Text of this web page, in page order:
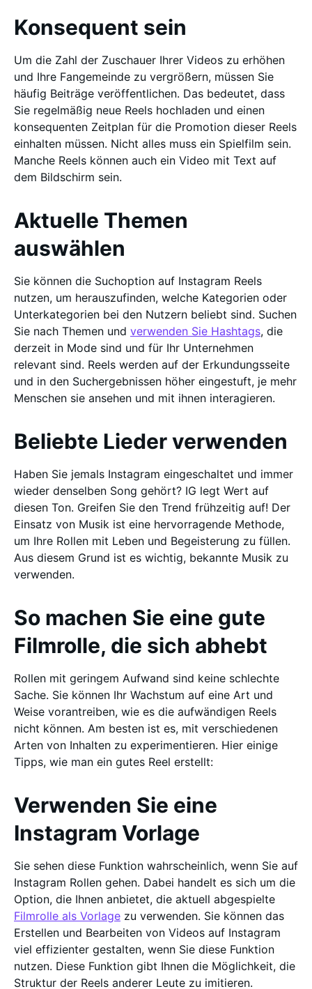
Konsequent sein
Um die Zahl der Zuschauer Ihrer Videos zu erhöhen
und Ihre Fangemeinde zu vergrößern, müssen Sie
häufig Beiträge veröffentlichen. Das bedeutet, dass
Sie regelmäßig neue Reels hochladen und einen
konsequenten Zeitplan für die Promotion dieser Reels
einhalten müssen. Nicht alles muss ein Spielfilm sein.
Manche Reels können auch ein Video mit Text auf
dem Bildschirm sein.
Aktuelle Themen
auswählen
Sie können die Suchoption auf Instagram Reels
nutzen, um herauszufinden, welche Kategorien oder
Unterkategorien bei den Nutzern beliebt sind. Suchen
Sie nach Themen und verwenden Sie Hashtags, die
derzeit in Mode sind und für Ihr Unternehmen
relevant sind. Reels werden auf der Erkundungsseite
und in den Suchergebnissen höher eingestuft, je mehr
Menschen sie ansehen und mit ihnen interagieren.
Beliebte Lieder verwenden
Haben Sie jemals Instagram eingeschaltet und immer
wieder denselben Song gehört? IG legt Wert auf
diesen Ton. Greifen Sie den Trend frühzeitig auf! Der
Einsatz von Musik ist eine hervorragende Methode,
um Ihre Rollen mit Leben und Begeisterung zu füllen.
Aus diesem Grund ist es wichtig, bekannte Musik zu
verwenden.
So machen Sie eine gute
Filmrolle, die sich abhebt
Rollen mit geringem Aufwand sind keine schlechte
Sache. Sie können Ihr Wachstum auf eine Art und
Weise vorantreiben, wie es die aufwändigen Reels
nicht können. Am besten ist es, mit verschiedenen
Arten von Inhalten zu experimentieren. Hier einige
Tipps, wie man ein gutes Reel erstellt:
Verwenden Sie eine
Instagram Vorlage
Sie sehen diese Funktion wahrscheinlich, wenn Sie auf
Instagram Rollen gehen. Dabei handelt es sich um die
Option, die Ihnen anbietet, die aktuell abgespielte
Filmrolle als Vorlage zu verwenden. Sie können das
Erstellen und Bearbeiten von Videos auf Instagram
viel effizienter gestalten, wenn Sie diese Funktion
nutzen. Diese Funktion gibt Ihnen die Möglichkeit, die
Struktur der Reels anderer Leute zu imitieren.